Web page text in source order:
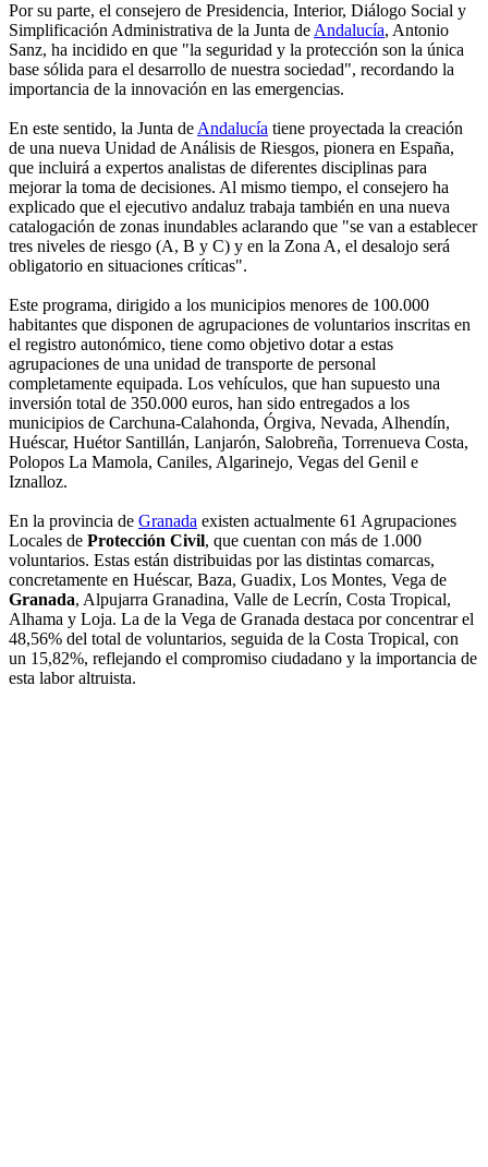
Por su parte, el consejero de Presidencia, Interior, Diálogo Social y
Simplificación Administrativa de la Junta de Andalucía, Antonio
Sanz, ha incidido en que "la seguridad y la protección son la única
base sólida para el desarrollo de nuestra sociedad", recordando la
importancia de la innovación en las emergencias.
En este sentido, la Junta de Andalucía tiene proyectada la creación
de una nueva Unidad de Análisis de Riesgos, pionera en España,
que incluirá a expertos analistas de diferentes disciplinas para
mejorar la toma de decisiones. Al mismo tiempo, el consejero ha
explicado que el ejecutivo andaluz trabaja también en una nueva
catalogación de zonas inundables aclarando que "se van a establecer
tres niveles de riesgo (A, B y C) y en la Zona A, el desalojo será
obligatorio en situaciones críticas".
Este programa, dirigido a los municipios menores de 100.000
habitantes que disponen de agrupaciones de voluntarios inscritas en
el registro autonómico, tiene como objetivo dotar a estas
agrupaciones de una unidad de transporte de personal
completamente equipada. Los vehículos, que han supuesto una
inversión total de 350.000 euros, han sido entregados a los
municipios de Carchuna-Calahonda, Órgiva, Nevada, Alhendín,
Huéscar, Huétor Santillán, Lanjarón, Salobreña, Torrenueva Costa,
Polopos La Mamola, Caniles, Algarinejo, Vegas del Genil e
Iznalloz.
En la provincia de Granada existen actualmente 61 Agrupaciones
Locales de Protección Civil, que cuentan con más de 1.000
voluntarios. Estas están distribuidas por las distintas comarcas,
concretamente en Huéscar, Baza, Guadix, Los Montes, Vega de
Granada, Alpujarra Granadina, Valle de Lecrín, Costa Tropical,
Alhama y Loja. La de la Vega de Granada destaca por concentrar el
48,56% del total de voluntarios, seguida de la Costa Tropical, con
un 15,82%, reflejando el compromiso ciudadano y la importancia de
esta labor altruista.